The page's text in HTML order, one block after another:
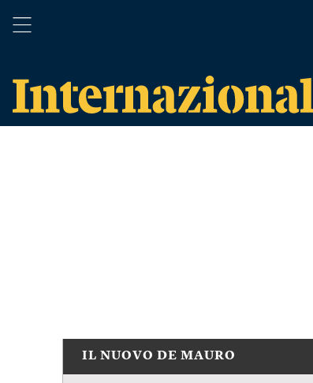
IL NUOVO DE MAURO